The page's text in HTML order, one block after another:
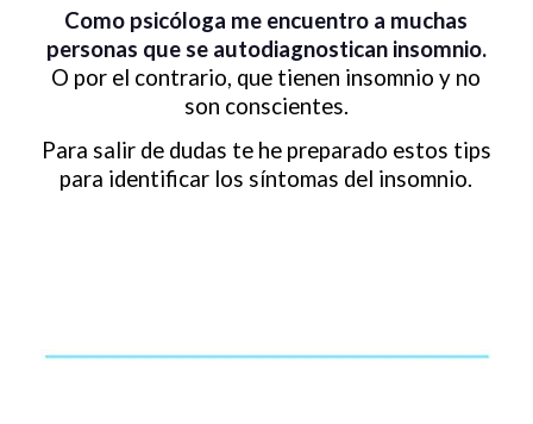
Como psicóloga me encuentro a muchas
personas que se autodiagnostican insomnio.
O por el contrario, que tienen insomnio y no
son conscientes.
Para salir de dudas te he preparado estos tips
para identificar los síntomas del insomnio.